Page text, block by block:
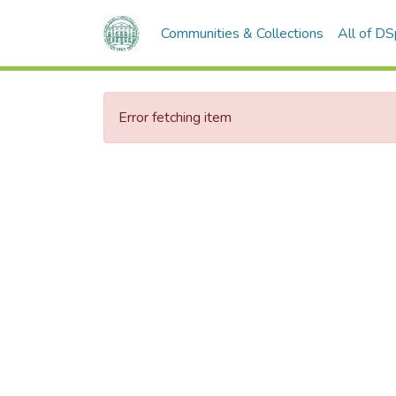
Communities & Collections All of
Error fetching item